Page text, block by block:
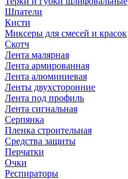
Шпатели
Кисти
Миксеры для смесей и красок
Скотч
Лента малярная
Лента армированная
Лента алюминиевая
Ленты двухсторонние
Лента под профиль
Лента сигнальная
Серпянка
Пленка строительная
Средства защиты
Перчатки
Очки
Респираторы